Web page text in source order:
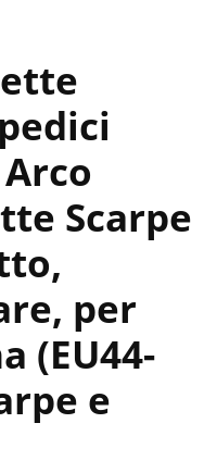
Scarpe
per
(EU44-
e